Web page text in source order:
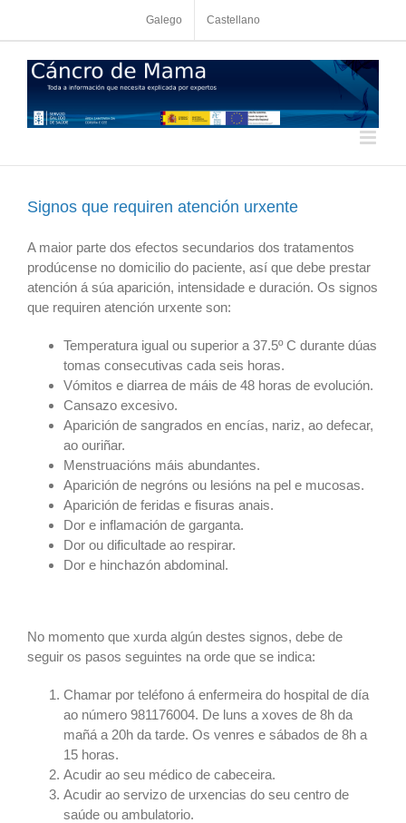
Galego Castellano
Signos que requiren atención urxente
A maior parte dos efectos secundarios dos tratamentos
prodúcense no domicilio do paciente, así que debe prestar
atención á súa aparición, intensidade e duración. Os signos
que requiren atención urxente son:
Temperatura igual ou superior a 37.5º C durante dúas
tomas consecutivas cada seis horas.
Vómitos e diarrea de máis de 48 horas de evolución.
Cansazo excesivo.
Aparición de sangrados en encías, nariz, ao defecar,
ao ouriñar.
Menstruacións máis abundantes.
Aparición de negróns ou lesións na pel e mucosas.
Aparición de feridas e fisuras anais.
Dor e inflamación de garganta.
Dor ou dificultade ao respirar.
Dor e hinchazón abdominal.
No momento que xurda algún destes signos, debe de
seguir os pasos seguintes na orde que se indica:
Chamar por teléfono á enfermeira do hospital de día
ao número 981176004. De luns a xoves de 8h da
mañá a 20h da tarde. Os venres e sábados de 8h a
15 horas.
Acudir ao seu médico de cabeceira.
Acudir ao servizo de urxencias do seu centro de
saúde ou ambulatorio.